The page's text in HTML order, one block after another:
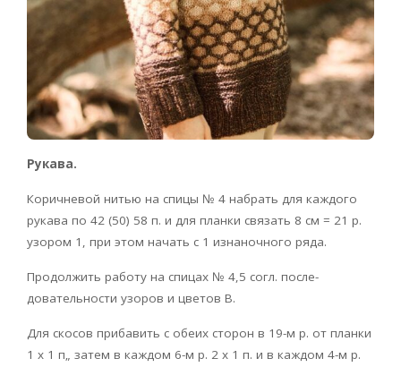
Рукава.
Коричневой нитью на спицы № 4 набрать для каждого
рукава по 42 (50) 58 п. и для планки связать 8 см = 21 р.
узором 1, при этом начать с 1 изнаночного ряда.
Продолжить работу на спицах № 4,5 согл. после-
довательности узоров и цветов В.
Для скосов прибавить с обеих сторон в 19-м р. от планки
1 х 1 п„ затем в каждом 6-м р. 2 х 1 п. и в каждом 4-м р.